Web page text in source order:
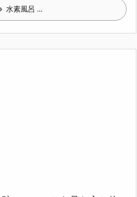
水素風呂 ...